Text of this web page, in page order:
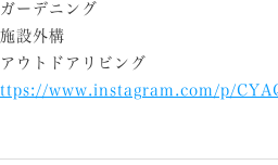
ーデニング
設外構
ウトドアリビング
www.instagram.com/p/